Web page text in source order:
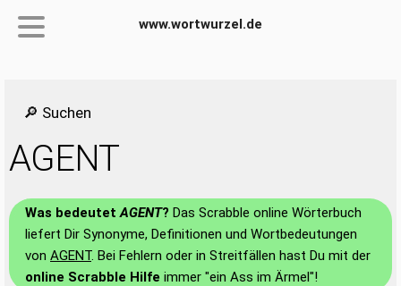
www.wortwurzel.de
🔎 Suchen
AGENT
Was bedeutetAGENT? Das Scrabble online Wörterbuch
liefert Dir Synonyme, Definitionen und Wortbedeutungen
von AGENT. Bei Fehlern oder in Streitfällen hast Du mit der
online Scrabble Hilfe immer "ein Ass im Ärmel"!